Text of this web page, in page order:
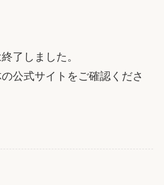
了しました。
公式サイトをご確認くださ